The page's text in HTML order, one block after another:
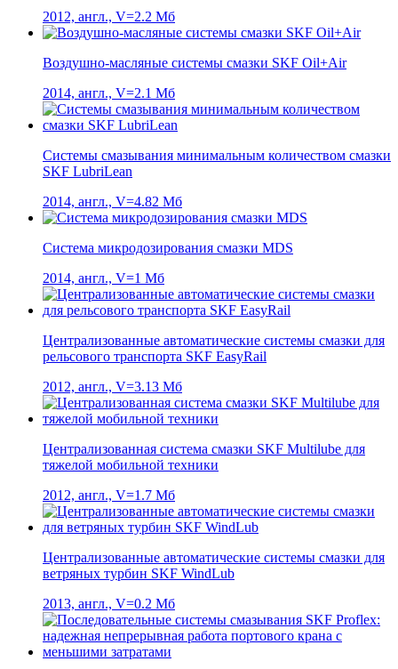
2012, англ., V=2.2 Мб
Воздушно-масляные системы смазки SKF Oil+Air
2014, англ., V=2.1 Мб
Системы смазывания минимальным количеством смазки
SKF LubriLean
2014, англ., V=4.82 Мб
Система микродозирования смазки MDS
2014, англ., V=1 Мб
Централизованные автоматические системы смазки для
рельсового транспорта SKF EasyRail
2012, англ., V=3.13 Мб
Централизованная система смазки SKF Multilube для
тяжелой мобильной техники
2012, англ., V=1.7 Мб
Централизованные автоматические системы смазки для
ветряных турбин SKF WindLub
2013, англ., V=0.2 Мб